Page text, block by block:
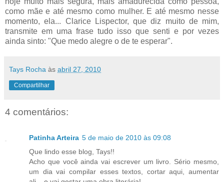
como mãe e até mesmo como mulher. E até mesmo nesse
momento, ela... Clarice Lispector, que diz muito de mim,
transmite em uma frase tudo isso que senti e por vezes
ainda sinto: "Que medo alegre o de te esperar".
Tays Rocha às abril 27, 2010
Compartilhar
4 comentários:
Patinha Arteira 5 de maio de 2010 às 09:08
Que lindo esse blog, Tays!!
Acho que você ainda vai escrever um livro. Sério mesmo,
um dia vai compilar esses textos, cortar aqui, aumentar